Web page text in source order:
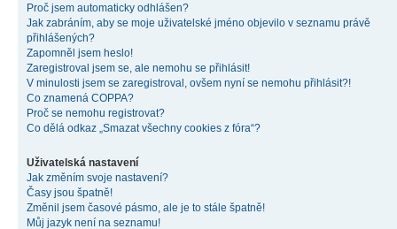
Proč jsem automaticky odhlášen?
Jak zabráním, aby se moje uživatelské jméno objevilo v seznamu právě
přihlášených?
Zapomněl jsem heslo!
Zaregistroval jsem se, ale nemohu se přihlásit!
V minulosti jsem se zaregistroval, ovšem nyní se nemohu přihlásit?!
Co znamená COPPA?
Proč se nemohu registrovat?
Co dělá odkaz „Smazat všechny cookies z fóra“?
Uživatelská nastavení
Jak změním svoje nastavení?
Časy jsou špatně!
Změnil jsem časové pásmo, ale je to stále špatně!
Můj jazyk není na seznamu!